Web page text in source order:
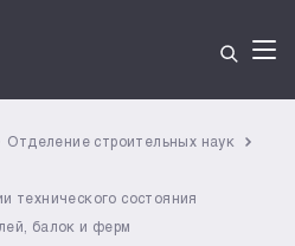
Отделение строительных наук
технического состояния
балок и ферм